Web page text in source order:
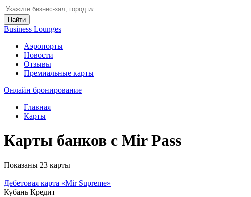
Найти
Business Lounges
Аэропорты
Новости
Отзывы
Премиальные карты
Онлайн бронирование
Главная
Карты
Карты банков с Mir Pass
Показаны 23 карты
Дебетовая карта «Mir Supreme»
Кубань Кредит